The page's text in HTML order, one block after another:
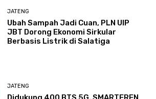
JATENG
Ubah Sampah Jadi Cuan, PLN UIP
JBT Dorong Ekonomi Sirkular
Berbasis Listrik di Salatiga
JATENG